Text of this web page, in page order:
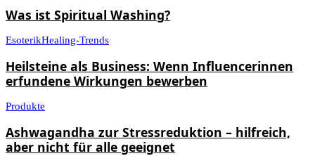
Was ist Spiritual Washing?
EsoterikHealing-Trends
Heilsteine als Business: Wenn Influencerinnen
erfundene Wirkungen bewerben
Produkte
Ashwagandha zur Stressreduktion – hilfreich,
aber nicht für alle geeignet